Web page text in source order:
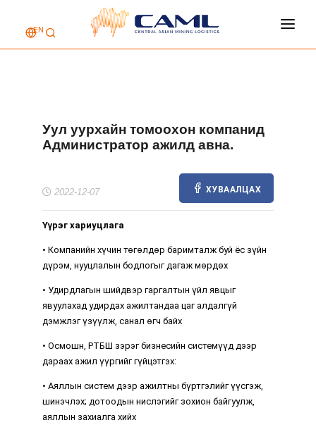
EN
НҮҮР ХУУДАС
АЖЛЫН БАЙР
Уул уурхайн томоохон компанид
Администратор ажилд авна.
2022-12-07 ХУВААЛЦАХ
Үүрэг хариуцлага
• Компанийн хүчин төгөлдөр баримталж буй ёс зүйн
дүрэм, нууцлалын бодлогыг дагаж мөрдөх
• Удирдлагын шийдвэр гаргалтын үйл явцыг
явуулахад удирдах ажилтандаа цаг алдалгүй
дэмжлэг үзүүлж, санал өгч байх
• Осмошн, РТБШ зэрэг бизнесийн системүүд дээр
дараах ажил үүргийг гүйцэтгэх:
• Аяллын систем дээр ажилтны бүртгэлийг үүсгэж,
шинэчлэх; дотоодын нислэгийг зохион байгуулж,
аяллын захиалга хийх